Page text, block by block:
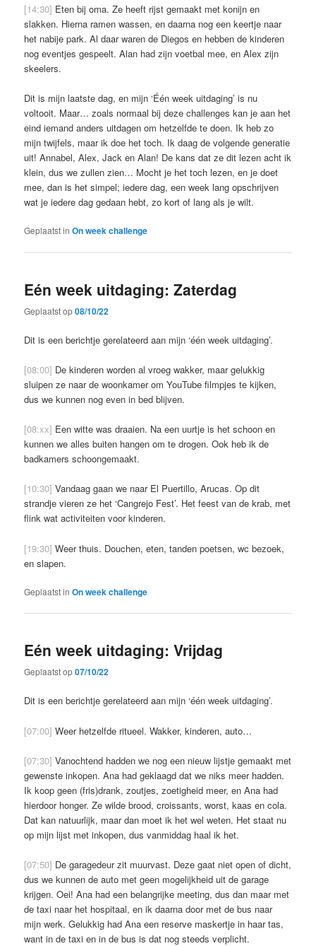
[14:30] Eten bij oma. Ze heeft rijst gemaakt met konijn en
slakken. Hierna ramen wassen, en daarna nog een keertje naar
het nabije park. Al daar waren de Diegos en hebben de kinderen
nog eventjes gespeelt. Alan had zijn voetbal mee, en Alex zijn
skeelers.
Dit is mijn laatste dag, en mijn ‘Één week uitdaging’ is nu
voltooit. Maar… zoals normaal bij deze challenges kan je aan het
eind iemand anders uitdagen om hetzelfde te doen. Ik heb zo
mijn twijfels, maar ik doe het toch. Ik daag de volgende generatie
uit! Annabel, Alex, Jack en Alan! De kans dat ze dit lezen acht ik
klein, dus we zullen zien… Mocht je het toch lezen, en je doet
mee, dan is het simpel; iedere dag, een week lang opschrijven
wat je iedere dag gedaan hebt, zo kort of lang als je wilt.
Geplaatst in On week challenge
Eén week uitdaging: Zaterdag
Geplaatst op08/10/22
Dit is een berichtje gerelateerd aan mijn ‘één week uitdaging’.
[08:00] De kinderen worden al vroeg wakker, maar gelukkig
sluipen ze naar de woonkamer om YouTube filmpjes te kijken,
dus we kunnen nog even in bed blijven.
[08:xx] Een witte was draaien. Na een uurtje is het schoon en
kunnen we alles buiten hangen om te drogen. Ook heb ik de
badkamers schoongemaakt.
[10:30] Vandaag gaan we naar El Puertillo, Arucas. Op dit
strandje vieren ze het ‘Cangrejo Fest’. Het feest van de krab, met
flink wat activiteiten voor kinderen.
[19:30] Weer thuis. Douchen, eten, tanden poetsen, wc bezoek,
en slapen.
Geplaatst in On week challenge
Eén week uitdaging: Vrijdag
Geplaatst op07/10/22
Dit is een berichtje gerelateerd aan mijn ‘één week uitdaging’.
[07:00] Weer hetzelfde ritueel. Wakker, kinderen, auto…
[07:30] Vanochtend hadden we nog een nieuw lijstje gemaakt met
gewenste inkopen. Ana had geklaagd dat we niks meer hadden.
Ik koop geen (fris)drank, zoutjes, zoetigheid meer, en Ana had
hierdoor honger. Ze wilde brood, croissants, worst, kaas en cola.
Dat kan natuurlijk, maar dan moet ik het wel weten. Het staat nu
op mijn lijst met inkopen, dus vanmiddag haal ik het.
[07:50] De garagedeur zit muurvast. Deze gaat niet open of dicht,
dus we kunnen de auto met geen mogelijkheid uit de garage
krijgen. Oei! Ana had een belangrijke meeting, dus dan maar met
de taxi naar het hospitaal, en ik daarna door met de bus naar
mijn werk. Gelukkig had Ana een reserve maskertje in haar tas,
want in de taxi en in de bus is dat nog steeds verplicht.